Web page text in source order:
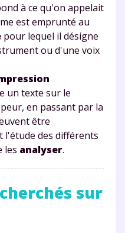
à ce qu'on appelait
est emprunté au
pour lequel il désigne
ou d'une voix
un texte sur le
en passant par la
être
l'étude des différents
les analyser.
sur